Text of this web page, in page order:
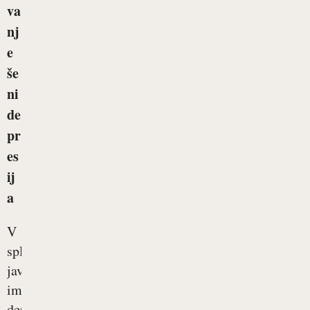
va
nj
e
še
ni
de
pr
es
ij
a
V
splošni
javnosti
ima